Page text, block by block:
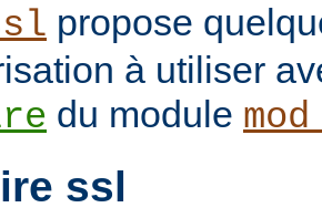
propose
à utiliser
du module
ssl